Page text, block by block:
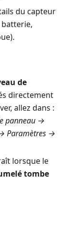
du capteur
batterie,
de
directement
allez dans :
panneau →
Paramètres →
lorsque le
tombe